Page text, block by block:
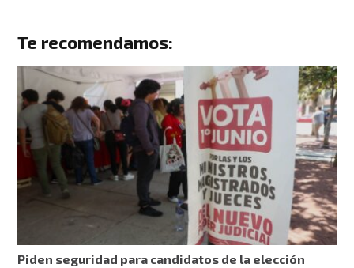
Te recomendamos:
Piden seguridad para candidatos de la elección